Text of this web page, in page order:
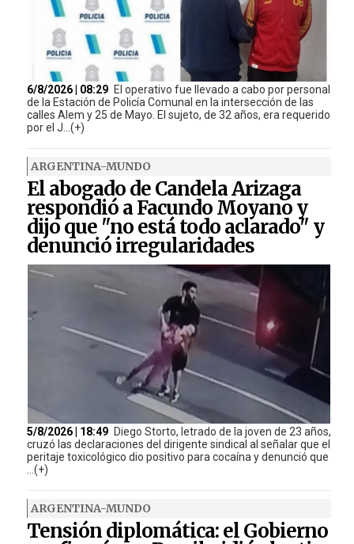
6/8/2026 | 08:29 El operativo fue llevado a cabo por personal
de la Estación de Policía Comunal en la intersección de las
calles Alem y 25 de Mayo. El sujeto, de 32 años, era requerido
por el J...(+)
ARGENTINA-MUNDO
El abogado de Candela Arizaga
respondió a Facundo Moyano y
dijo que "no está todo aclarado" y
denunció irregularidades
5/8/2026 | 18:49 Diego Storto, letrado de la joven de 23 años,
cruzó las declaraciones del dirigente sindical al señalar que el
peritaje toxicológico dio positivo para cocaína y denunció que
...(+)
ARGENTINA-MUNDO
Tensión diplomática: el Gobierno